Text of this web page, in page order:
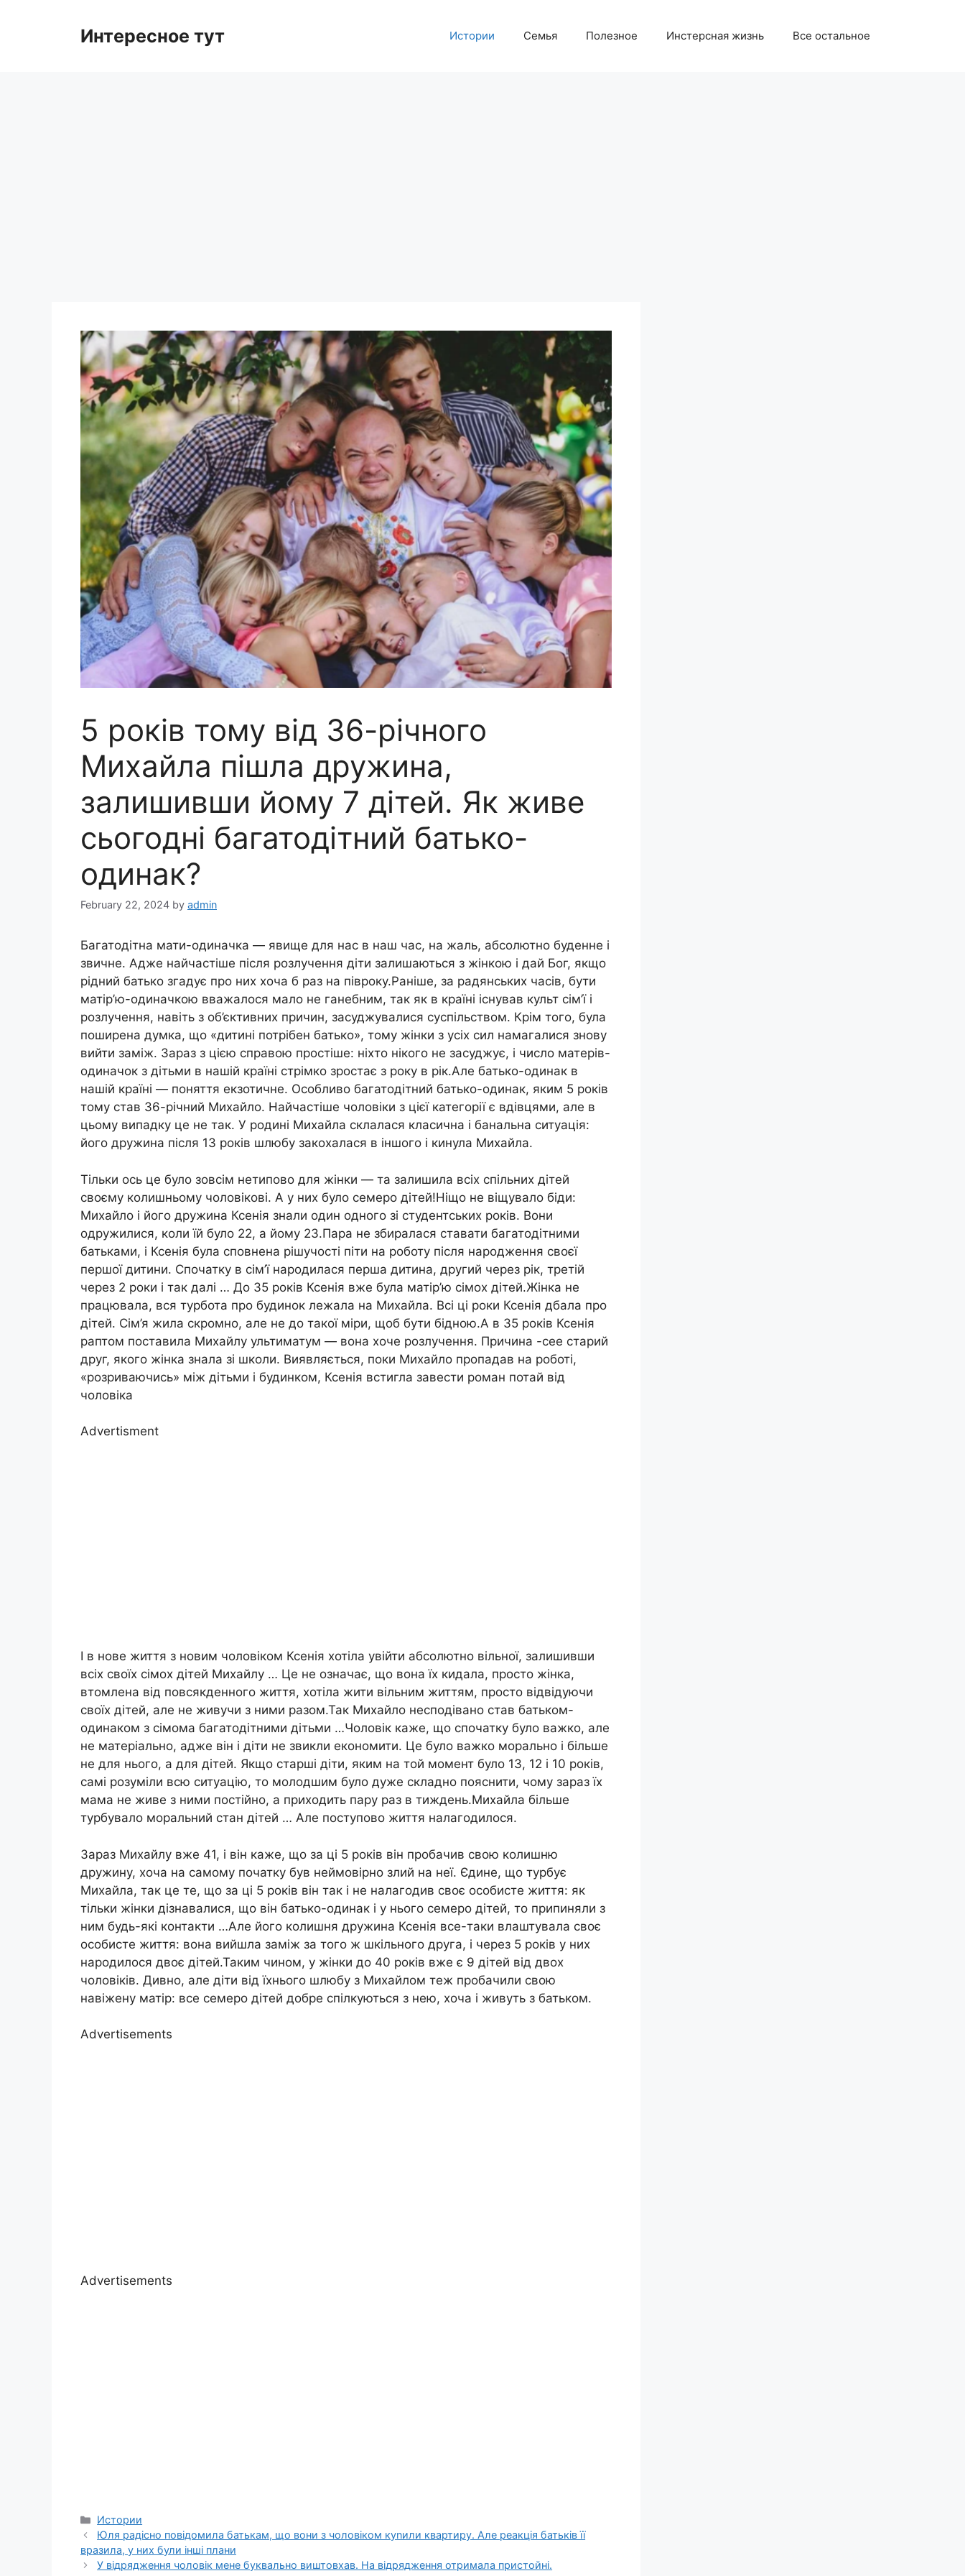
Интересное тут Истории Семья Полезное Инстерсная жизнь Все остальное
5 років тому від 36-річного
Михайла пішла дружина,
залишивши йому 7 дітей. Як живе
сьогодні багатодітний батько-
одинак?
February 22, 2024 by admin
Багатодітна мати-одиначка — явище для нас в наш час, на жаль, абсолютно буденне і
звичне. Адже найчастіше після розлучення діти залишаються з жінкою і дай Бог, якщо
рідний батько згадує про них хоча б раз на півроку.Раніше, за радянських часів, бути
матір’ю-одиначкою вважалося мало не ганебним, так як в країні існував культ сім’ї і
розлучення, навіть з об’єктивних причин, засуджувалися суспільством. Крім того, була
поширена думка, що «дитині потрібен батько», тому жінки з усіх сил намагалися знову
вийти заміж. Зараз з цією справою простіше: ніхто нікого не засуджує, і число матерів-
одиначок з дітьми в нашій країні стрімко зростає з року в рік.Але батько-одинак в
нашій країні — поняття екзотичне. Особливо багатодітний батько-одинак, яким 5 років
тому став 36-річний Михайло. Найчастіше чоловіки з цієї категорії є вдівцями, але в
цьому випадку це не так. У родині Михайла склалася класична і банальна ситуація:
його дружина після 13 років шлюбу закохалася в іншого і кинула Михайла.
Тільки ось це було зовсім нетипово для жінки — та залишила всіх спільних дітей
своєму колишньому чоловікові. А у них було семеро дітей!Ніщо не віщувало біди:
Михайло і його дружина Ксенія знали один одного зі студентських років. Вони
одружилися, коли їй було 22, а йому 23.Пара не збиралася ставати багатодітними
батьками, і Ксенія була сповнена рішучості піти на роботу після народження своєї
першої дитини. Спочатку в сім’ї народилася перша дитина, другий через рік, третій
через 2 роки і так далі … До 35 років Ксенія вже була матір’ю сімох дітей.Жінка не
працювала, вся турбота про будинок лежала на Михайла. Всі ці роки Ксенія дбала про
дітей. Сім’я жила скромно, але не до такої міри, щоб бути бідною.А в 35 років Ксенія
раптом поставила Михайлу ультиматум — вона хоче розлучення. Причина -сее старий
друг, якого жінка знала зі школи. Виявляється, поки Михайло пропадав на роботі,
«розриваючись» між дітьми і будинком, Ксенія встигла завести роман потай від
чоловіка
Advertisment
І в нове життя з новим чоловіком Ксенія хотіла увійти абсолютно вільної, залишивши
всіх своїх сімох дітей Михайлу … Це не означає, що вона їх кидала, просто жінка,
втомлена від повсякденного життя, хотіла жити вільним життям, просто відвідуючи
своїх дітей, але не живучи з ними разом.Так Михайло несподівано став батьком-
одинаком з сімома багатодітними дітьми …Чоловік каже, що спочатку було важко, але
не матеріально, адже він і діти не звикли економити. Це було важко морально і більше
не для нього, а для дітей. Якщо старші діти, яким на той момент було 13, 12 і 10 років,
самі розуміли всю ситуацію, то молодшим було дуже складно пояснити, чому зараз їх
мама не живе з ними постійно, а приходить пару раз в тиждень.Михайла більше
турбувало моральний стан дітей … Але поступово життя налагодилося.
Зараз Михайлу вже 41, і він каже, що за ці 5 років він пробачив свою колишню
дружину, хоча на самому початку був неймовірно злий на неї. Єдине, що турбує
Михайла, так це те, що за ці 5 років він так і не налагодив своє особисте життя: як
тільки жінки дізнавалися, що він батько-одинак і у нього семеро дітей, то припиняли з
ним будь-які контакти …Але його колишня дружина Ксенія все-таки влаштувала своє
особисте життя: вона вийшла заміж за того ж шкільного друга, і через 5 років у них
народилося двоє дітей.Таким чином, у жінки до 40 років вже є 9 дітей від двох
чоловіків. Дивно, але діти від їхнього шлюбу з Михайлом теж пробачили свою
навіжену матір: все семеро дітей добре спілкуються з нею, хоча і живуть з батьком.
Advertisements
Advertisements
Categories
Истории
Юля радісно повідомила батькам, що вони з чоловіком куnили квартиру. Але реакція батьків її
вразила, у них були інші плани
У відрядження чоловік мене буквально виштовхав. На відрядження отримала пристойні.